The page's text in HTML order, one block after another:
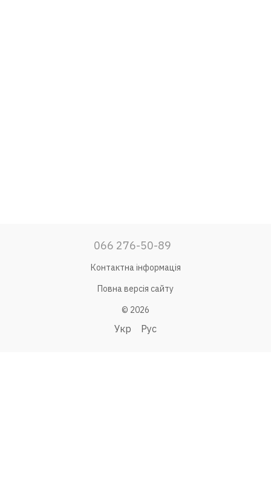
066 276-50-89
Контактна інформація
Повна версія сайту
© 2026
Укр Рус